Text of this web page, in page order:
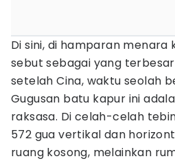
Di sini, di hamparan
sebut sebagai yang
setelah Cina, waktu seolah
Gugusan batu kapur ini
raksasa. Di celah-celah
572 gua vertikal dan
ruang kosong, melainkan